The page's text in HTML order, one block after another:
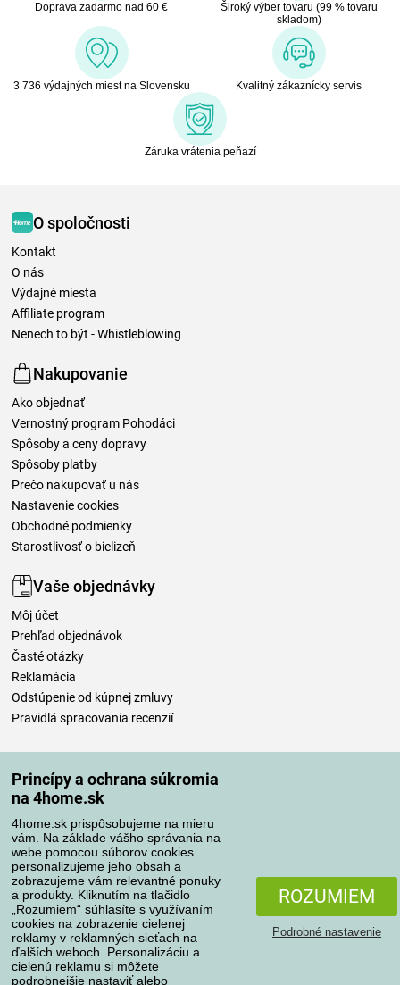
Princípy a ochrana súkromia
na 4home.sk
4home.sk prispôsobujeme na mieru
vám. Na základe vášho správania na
webe pomocou súborov cookies
personalizujeme jeho obsah a
zobrazujeme vám relevantné ponuky
a produkty. Kliknutím na tlačidlo
„Rozumiem“ súhlasíte s využívaním
cookies na zobrazenie cielenej
reklamy v reklamných sieťach na
ďalších weboch. Personalizáciu a
cielenú reklamu si môžete
podrobnejšie nastaviť alebo
ROZUMIEM
Podrobné nastavenie
Doprava zadarmo nad 60 €
Široký výber tovaru (99 % tovaru
skladom)
3 736 výdajných miest na Slovensku Kvalitný zákaznícky servis
Záruka vrátenia peňazí
O spoločnosti
Kontakt
O nás
Výdajné miesta
Affiliate program
Nenech to být - Whistleblowing
Nakupovanie
Ako objednať
Vernostný program Pohodáci
Spôsoby a ceny dopravy
Spôsoby platby
Prečo nakupovať u nás
Nastavenie cookies
Obchodné podmienky
Starostlivosť o bielizeň
Vaše objednávky
Môj účet
Prehľad objednávok
Časté otázky
Reklamácia
Odstúpenie od kúpnej zmluvy
Pravidlá spracovania recenzií
Spôsoby platby
Spoľahlivý obchod